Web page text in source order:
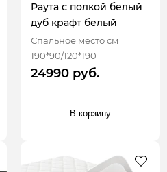
Раута с полкой белый
дуб крафт белый
Спальное место см
190*90/120*190
24990 руб.
В корзину